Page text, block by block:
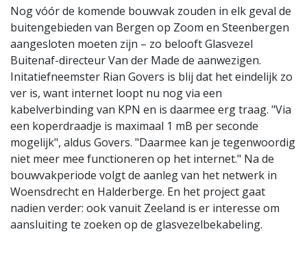
Nog vóór de komende bouwvak zouden in elk geval de
buitengebieden van Bergen op Zoom en Steenbergen
aangesloten moeten zijn – zo belooft Glasvezel
Buitenaf-directeur Van der Made de aanwezigen.
Initatiefneemster Rian Govers is blij dat het eindelijk zo
ver is, want internet loopt nu nog via een
kabelverbinding van KPN en is daarmee erg traag. "Via
een koperdraadje is maximaal 1 mB per seconde
mogelijk", aldus Govers. "Daarmee kan je tegenwoordig
niet meer mee functioneren op het internet." Na de
bouwvakperiode volgt de aanleg van het netwerk in
Woensdrecht en Halderberge. En het project gaat
nadien verder: ook vanuit Zeeland is er interesse om
aansluiting te zoeken op de glasvezelbekabeling.